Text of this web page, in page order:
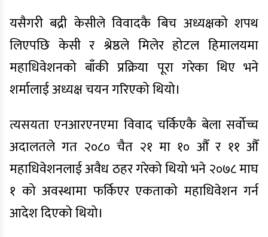
यसैगरी बद्री केसीले विवादकै बिच अध्यक्षको शपथ
लिएपछि केसी र श्रेष्ठले मिलेर होटल हिमालयमा
महाधिवेशनको बाँकी प्रक्रिया पूरा गरेका थिए भने
शर्मालाई अध्यक्ष चयन गरिएको थियो।
त्यसयता एनआरएनएमा विवाद चर्किएकै बेला सर्वोच्च
अदालतले गत २०८० चैत २१ मा १० औँ र ११ औँ
महाधिवेशनलाई अवैध ठहर गरेको थियो भने २०७८ माघ
१ को अवस्थामा फर्किएर एकताको महाधिवेशन गर्न
आदेश दिएको थियो।